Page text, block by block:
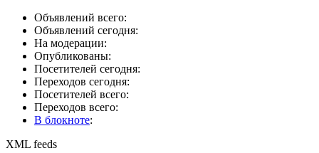
Объявлений всего:
Объявлений сегодня:
На модерации:
Опубликованы:
Посетителей сегодня:
Переходов сегодня:
Посетителей всего:
Переходов всего:
В блокноте:
XML feeds